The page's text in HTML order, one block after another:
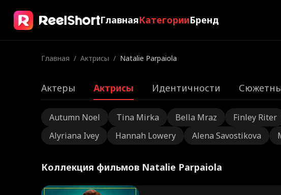
ГлавнаяКатегорииБренд
Главная / Актрисы / Natalie Parpaiola
Актеры Актрисы Идентичности
Autumn Noel Tina Mirka Bella Mraz Finley Riter
Alyriana Ivey
Hannah Lowery Alena Savostikova
Коллекция фильмов Natalie Parpaiola